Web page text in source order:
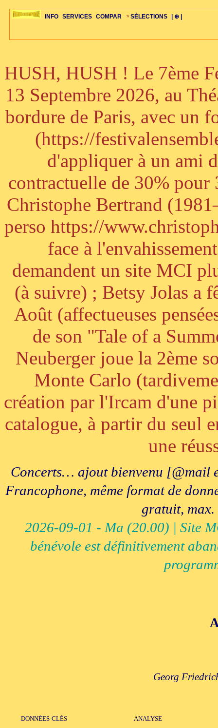
INFO
ÉDITORIAUX ACTUS-CONCERTS HISTOIRE PAYS STYLES-ÉCOLES
SERVICES
MAJ-LISTE ARCH-CONCERTS LIENS RADIOS VIDÉOS PLAN FAQS
COMPAR
SÉLECTION GUIDE-EXPRESS ŒUVRES BIOGRAPHIES PERSPECTIVE
SÉLECTIONS
SÉLECTION COMPOS-INTRO COMPO-INDIV ŒUVRES-INDIV
| ⊕ |
20ÈME PARAL 1001 CD TOP-REC BONUS-ROMANS BONUS-FILMS
CELLO-C
ALTO-C
VIOLON-C
PIANO-CONC GRAND-
HUSH, HUSH ! Le 7ème
13 Septembre 2026, au
bordure de Paris, avec un
(https://
d'appliquer à un ami
contractuelle de 30% pour
Christophe Bertrand
perso https://
face à
demandent un site MCI
(à suivre) ; Betsy Jolas a
Août (affectueuses
de son "Tale of a
Neuberger joue la 2ème
Monte Carlo
création par l'Ircam d'une
catalogue, à partir du seul
une
Concerts… ajout bienvenu [@mail
Francophone, même format de
gratuit,
2026-09-01 - Ma (20.00) | Site
bénévole est définitivement
Georg
DONNÉES-CLÉS ANALYSE